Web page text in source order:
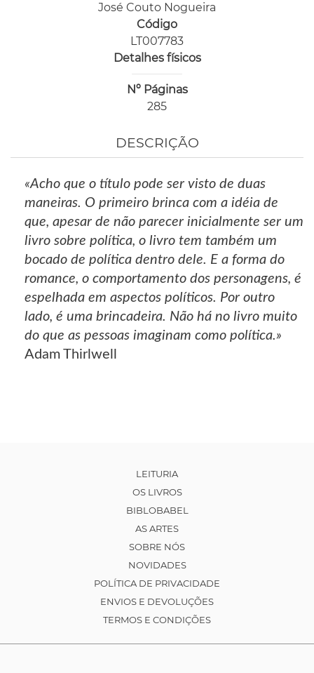
José Couto Nogueira
Código
LT007783
Detalhes físicos
Nº Páginas
285
DESCRIÇÃO
«Acho que o título pode ser visto de duas
maneiras. O primeiro brinca com a idéia de
que, apesar de não parecer inicialmente ser um
livro sobre política, o livro tem também um
bocado de política dentro dele. E a forma do
romance, o comportamento dos personagens, é
espelhada em aspectos políticos. Por outro
lado, é uma brincadeira. Não há no livro muito
do que as pessoas imaginam como política.»
Adam Thirlwell
LEITURIA
OS LIVROS
BIBLOBABEL
AS ARTES
SOBRE NÓS
NOVIDADES
POLÍTICA DE PRIVACIDADE
ENVIOS E DEVOLUÇÕES
TERMOS E CONDIÇÕES